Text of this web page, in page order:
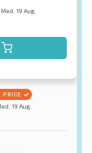
19 Aug.
19 Aug.